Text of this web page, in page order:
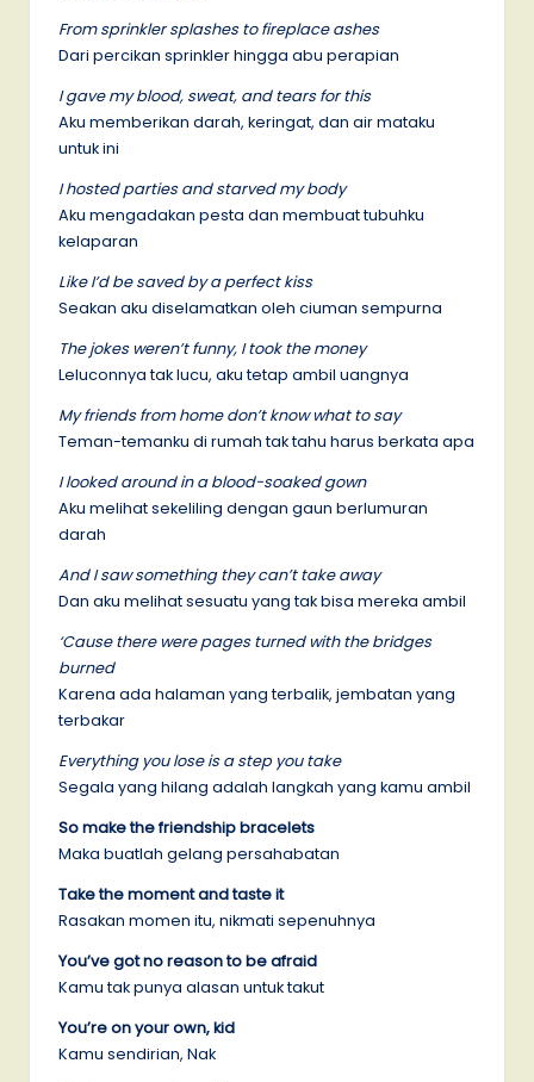
From sprinkler splashes to fireplace ashes
Dari percikan sprinkler hingga abu perapian
I gave my blood, sweat, and tears for this
Aku memberikan darah, keringat, dan air mataku
untuk ini
I hosted parties and starved my body
Aku mengadakan pesta dan membuat tubuhku
kelaparan
Like I’d be saved by a perfect kiss
Seakan aku diselamatkan oleh ciuman sempurna
The jokes weren’t funny, I took the money
Leluconnya tak lucu, aku tetap ambil uangnya
My friends from home don’t know what to say
Teman-temanku di rumah tak tahu harus berkata apa
I looked around in a blood-soaked gown
Aku melihat sekeliling dengan gaun berlumuran
darah
And I saw something they can’t take away
Dan aku melihat sesuatu yang tak bisa mereka ambil
‘Cause there were pages turned with the bridges
burned
Karena ada halaman yang terbalik, jembatan yang
terbakar
Everything you lose is a step you take
Segala yang hilang adalah langkah yang kamu ambil
So make the friendship bracelets
Maka buatlah gelang persahabatan
Take the moment and taste it
Rasakan momen itu, nikmati sepenuhnya
You’ve got no reason to be afraid
Kamu tak punya alasan untuk takut
You’re on your own, kid
Kamu sendirian, Nak